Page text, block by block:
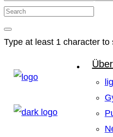
Type at least 1 character to